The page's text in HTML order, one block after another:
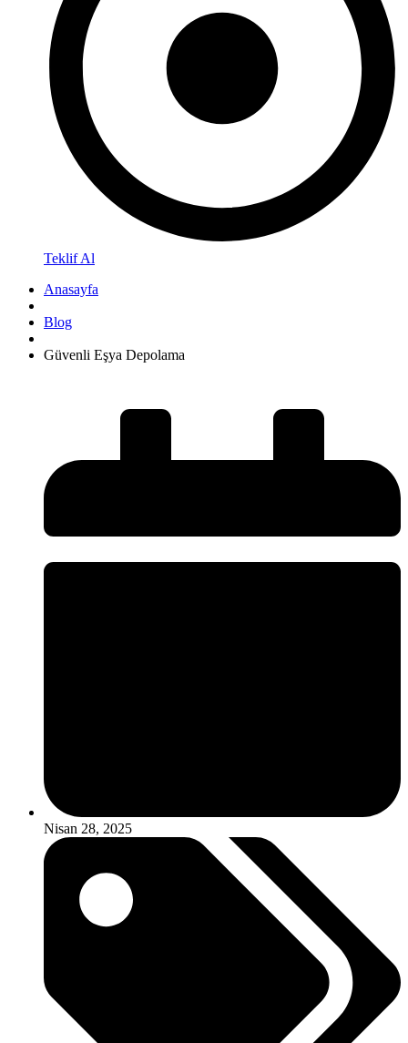
Teklif Al
Anasayfa
Blog
Güvenli Eşya Depolama
Nisan 28, 2025